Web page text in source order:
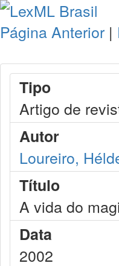
Página Anterior |
Tipo
Artigo de
Autor
Loureiro,
Título
A vida do
Data
2002